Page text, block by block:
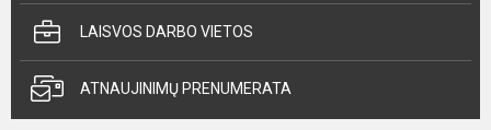
LAISVOS DARBO VIETOS
ATNAUJINIMŲ PRENUMERATA